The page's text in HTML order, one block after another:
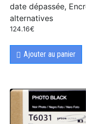
date dépassée,
alternatives
124.16€
Ajouter au panier